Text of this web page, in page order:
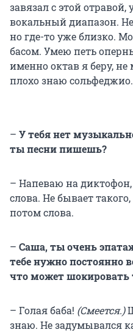
завязал с этой
вокальный диапазон.
но где-то уже близко.
басом. Умею петь
именно октав я беру, не
плохо знаю сольфеджио.
– У тебя нет
ты песни пишешь?
– Напеваю на
слова. Не бывает
потом слова.
– Саша, ты очень
тебе нужно постоянно
что может шокировать
– Голая баба! (Смеется.)
знаю. Не задумывался